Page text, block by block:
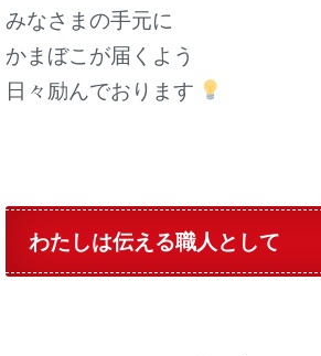
みなさまの手元に
かまぼこが届くよう
日々励んでおります
わたしは伝える職人として